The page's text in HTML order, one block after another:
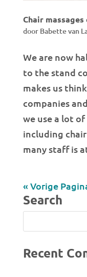
Chair
door Babette van
We are now
to the stand
makes us
companies
we use a lot
including
many staff is
« Vorige
Search
Recent